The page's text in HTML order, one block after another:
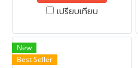
เปรียบเทียบ
New
Best Seller